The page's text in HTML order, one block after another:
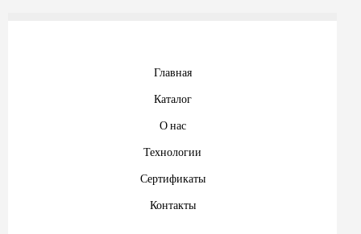
Главная
Каталог
О нас
Технологии
Сертификаты
Контакты